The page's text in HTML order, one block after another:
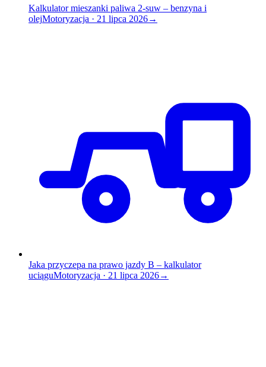
Kalkulator mieszanki paliwa 2-suw – benzyna i
olejMotoryzacja · 21 lipca 2026→
Jaka przyczepa na prawo jazdy B – kalkulator
uciąguMotoryzacja · 21 lipca 2026→